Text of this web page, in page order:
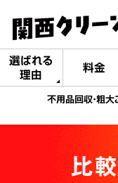
選ばれる
理由
料金
不用品回収・粗
比